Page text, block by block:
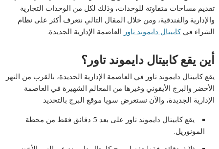
تقديم مساحات متفاوتة للوحدات، وذلك لكل من الوحدات التجارية
والإدارية والفندقية، ومن خلال المقال التالي نتعرف أكثر على نظام
الشراء فيكابيتال دايموند تاور العاصمة الإدارية الجديدة.
أين يقع كابيتال دايموند تاور؟
يقع كابيتال دايموند تاور في العاصمة الإدارية الجديدة، بالقرب من النهر
الأخضر والبرج الأيقوني وغيرها من المعالم الشهيرة في العاصمة
الإدارية الجديدة، والآن نستعرض سويا موقع البرج بالتحديد
يقع كابيتال دايموند تاور على بعد 5 دقائق فقط من محطة
المونوريل.